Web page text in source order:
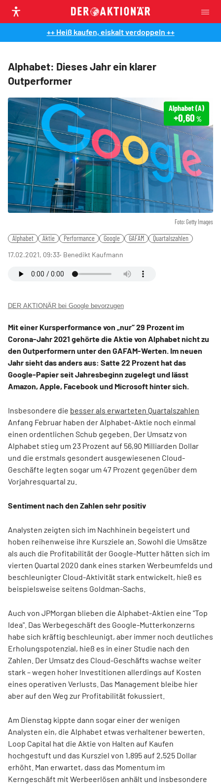
++ Heiß kaufen, eiskalt verdoppeln ++
Alphabet: Dieses Jahr ein klarer
Outperformer
Foto: Getty Images
Alphabet (A)
+0,60 %
Alphabet Aktie Performance Google GAFAM
Quartalszahlen
17.02.2021, 09:33‧ Benedikt Kaufmann
DER AKTIONÄR bei Google bevorzugen
Mit einer Kursperformance von „nur“ 29 Prozent im
Corona-Jahr 2021 gehörte die Aktie von Alphabet nicht zu
den Outperformern unter den GAFAM-Werten. Im neuen
Jahr sieht das anders aus: Satte 22 Prozent hat das
Google-Papier seit Jahresbeginn zugelegt und lässt
Amazon, Apple, Facebook und Microsoft hinter sich.
Insbesondere die besser als erwarteten Quartalszahlen
Anfang Februar haben der Alphabet-Aktie noch einmal
einen ordentlichen Schub gegeben. Der Umsatz von
Alphabet stieg um 23 Prozent auf 56,90 Milliarden Dollar
und die erstmals gesondert ausgewiesenen Cloud-
Geschäfte legten sogar um 47 Prozent gegenüber dem
Vorjahresquartal zu.
Sentiment nach den Zahlen sehr positiv
Analysten zeigten sich im Nachhinein begeistert und
hoben reihenweise ihre Kursziele an. Sowohl die Umsätze
als auch die Profitabilität der Google-Mutter hätten sich im
vierten Quartal 2020 dank eines starken Werbeumfelds und
beschleunigter Cloud-Aktivität stark entwickelt, hieß es
beispielsweise seitens Goldman-Sachs.
Auch von JPMorgan blieben die Alphabet-Aktien eine "Top
Idea". Das Werbegeschäft des Google-Mutterkonzerns
habe sich kräftig beschleunigt, aber immer noch deutliches
Erholungspotenzial, hieß es in einer Studie nach den
Zahlen. Der Umsatz des Cloud-Geschäfts wachse weiter
stark – wegen hoher Investitionen allerdings auf Kosten
eines operativen Verlusts. Das Management bleibe hier
aber auf den Weg zur Profitabilität fokussiert.
Am Dienstag kippte dann sogar einer der wenigen
Analysten ein, die Alphabet etwas verhaltener bewerten.
Loop Capital hat die Aktie von Halten auf Kaufen
hochgestuft und das Kursziel von 1,895 auf 2,525 Dollar
erhöht. Man erwartet, dass das Momentum im
Kerngeschäft mit Werbeerlösen anhält und insbesondere